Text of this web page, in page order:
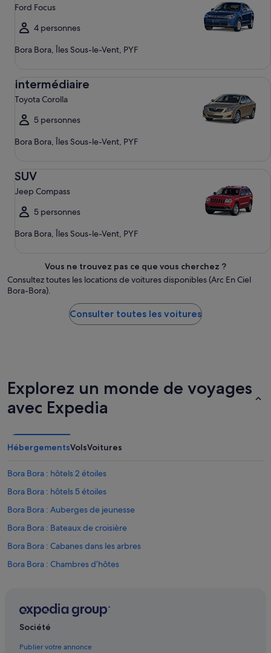
Ford Focus
4 personnes
Bora Bora, Îles Sous-le-Vent, PYF
Intermédiaire
Toyota Corolla
5 personnes
Bora Bora, Îles Sous-le-Vent, PYF
SUV
Jeep Compass
5 personnes
Bora Bora, Îles Sous-le-Vent, PYF
Vous ne trouvez pas ce que vous cherchez ?
Consultez toutes les locations de voitures disponibles (Arc En Ciel
Bora-Bora).
Consulter toutes les voitures
Explorez un monde de voyages
avec Expedia
HébergementsVolsVoitures
Bora Bora : hôtels 2 étoiles
Bora Bora : hôtels 5 étoiles
Bora Bora : Auberges de jeunesse
Bora Bora : Bateaux de croisière
Bora Bora : Cabanes dans les arbres
Bora Bora : Chambres d’hôtes
Bora Bora : hôtels Hôtels avec bar
Société
Publier votre annonce